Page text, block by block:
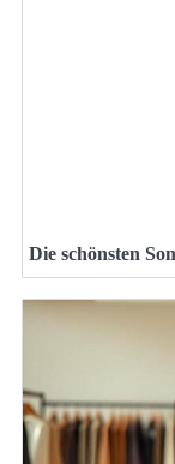
Die schönsten